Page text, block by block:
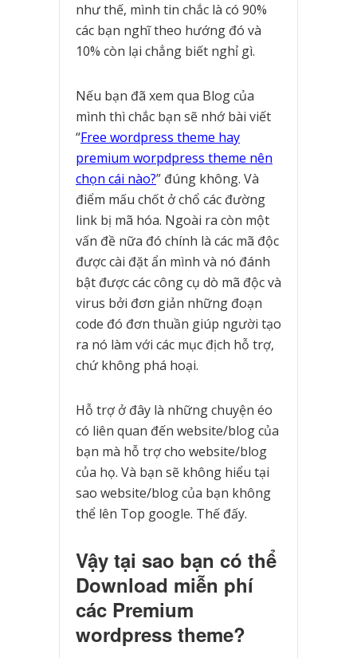
như thế, mình tin chắc là có 90%
các bạn nghĩ theo hướng đó và
10% còn lại chẳng biết nghỉ gì.
Nếu bạn đã xem qua Blog của
mình thì chắc bạn sẽ nhớ bài viết
“Free wordpress theme hay
premium worpdpress theme nên
chọn cái nào?” đúng không. Và
điểm mấu chốt ở chổ các đường
link bị mã hóa. Ngoài ra còn một
vấn đề nữa đó chính là các mã độc
được cài đặt ẩn mình và nó đánh
bật được các công cụ dò mã độc và
virus bởi đơn giản những đoạn
code đó đơn thuần giúp người tạo
ra nó làm với các mục địch hỗ trợ,
chứ không phá hoại.
Hỗ trợ ở đây là những chuyện éo
có liên quan đến website/blog của
bạn mà hỗ trợ cho website/blog
của họ. Và bạn sẽ không hiểu tại
sao website/blog của bạn không
thể lên Top google. Thế đấy.
Vậy tại sao bạn có thể
Download miễn phí
các Premium
wordpress theme?